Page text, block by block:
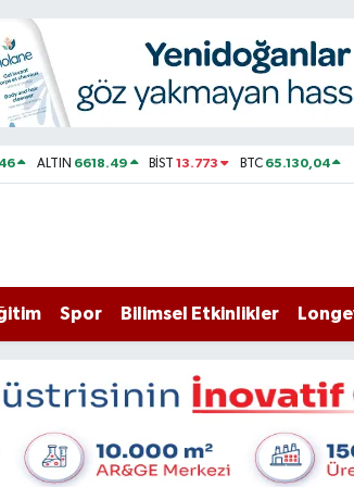
ALTIN 6618.49 BİST13.773 BTC 65.130,04
Spor Bilimsel Etkinlikler